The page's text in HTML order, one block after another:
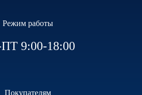
Режим работы
9:00-18:00
Покупателям